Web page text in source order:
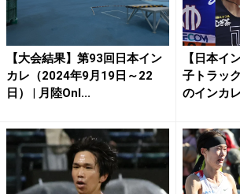
【大会結果】第93回日本イン
カレ（2024年9月19日～22
日） | 月陸Onl...
【日本イ
子トラッ
のインカ